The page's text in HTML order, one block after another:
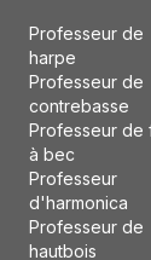
Professeur de
harpe
Professeur de
contrebasse
Professeur de
à bec
Professeur
d'harmonica
Professeur de
hautbois